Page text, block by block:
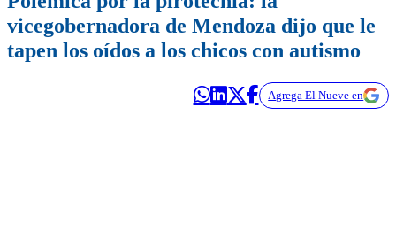
vicegobernadora de Mendoza dijo que le
tapen los oídos a los chicos con autismo
Agrega El Nueve en